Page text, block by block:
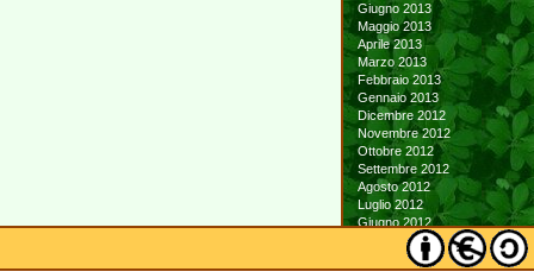
Giugno 2013
Maggio 2013
Aprile 2013
Marzo 2013
Febbraio 2013
Gennaio 2013
Dicembre 2012
Novembre 2012
Ottobre 2012
Settembre 2012
Agosto 2012
Luglio 2012
Giugno 2012
Maggio 2012
Aprile 2012